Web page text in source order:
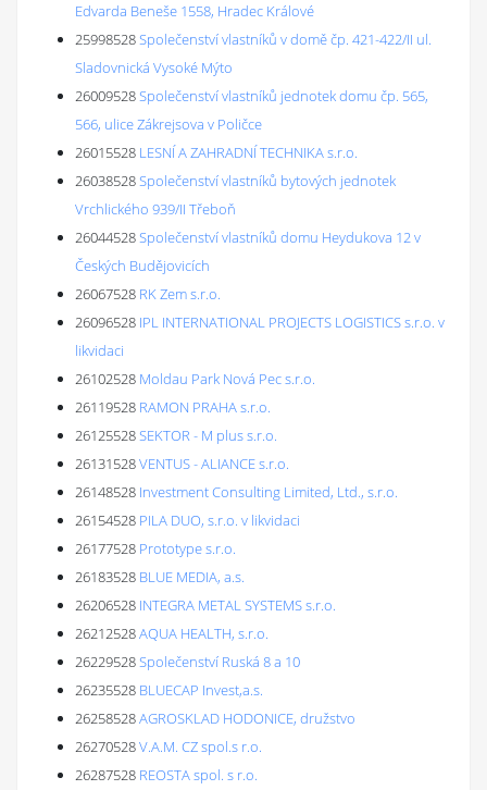
Edvarda Beneše 1558, Hradec Králové
25998528Společenství vlastníků v domě čp. 421-422/II ul.
Sladovnická Vysoké Mýto
26009528Společenství vlastníků jednotek domu čp. 565,
566, ulice Zákrejsova v Poličce
26015528 LESNÍ A ZAHRADNÍ TECHNIKA s.r.o.
26038528Společenství vlastníků bytových jednotek
Vrchlického 939/II Třeboň
26044528Společenství vlastníků domu Heydukova 12 v
Českých Budějovicích
26067528 RK Zem s.r.o.
26096528 IPL INTERNATIONAL PROJECTS LOGISTICS s.r.o. v
likvidaci
26102528 Moldau Park Nová Pec s.r.o.
26119528 RAMON PRAHA s.r.o.
26125528SEKTOR - M plus s.r.o.
26131528VENTUS - ALIANCE s.r.o.
26148528 Investment Consulting Limited, Ltd., s.r.o.
26154528 PILA DUO, s.r.o. v likvidaci
26177528 Prototype s.r.o.
26183528 BLUE MEDIA, a.s.
26206528 INTEGRA METAL SYSTEMS s.r.o.
26212528AQUA HEALTH, s.r.o.
26229528Společenství Ruská 8 a 10
26235528 BLUECAP Invest,a.s.
26258528AGROSKLAD HODONICE, družstvo
26270528V.A.M. CZ spol.s r.o.
26287528 REOSTA spol. s r.o.